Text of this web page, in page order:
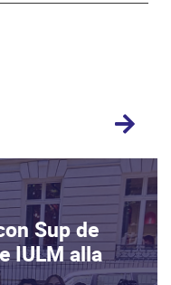
Sup de
IULM alla